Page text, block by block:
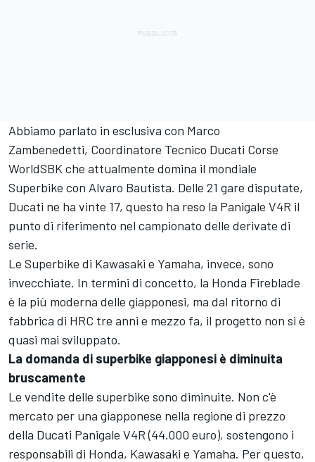
Abbiamo parlato in esclusiva con Marco
Zambenedetti, Coordinatore Tecnico Ducati Corse
WorldSBK che attualmente domina il mondiale
Superbike con Alvaro Bautista. Delle 21 gare disputate,
Ducati ne ha vinte 17, questo ha reso la Panigale V4R il
punto di riferimento nel campionato delle derivate di
serie.
Le Superbike di Kawasaki e Yamaha, invece, sono
invecchiate. In termini di concetto, la Honda Fireblade
è la più moderna delle giapponesi, ma dal ritorno di
fabbrica di HRC tre anni e mezzo fa, il progetto non si è
quasi mai sviluppato.
La domanda di superbike giapponesi è diminuita
bruscamente
Le vendite delle superbike sono diminuite. Non c'è
mercato per una giapponese nella regione di prezzo
della Ducati Panigale V4R (44.000 euro), sostengono i
responsabili di Honda, Kawasaki e Yamaha. Per questo,